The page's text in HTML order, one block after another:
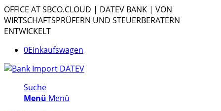
OFFICE AT SBCO.CLOUD | DATEV BANK | VON
WIRTSCHAFTSPRÜFERN UND STEUERBERATERN
ENTWICKELT
0Einkaufswagen
Suche
Menü Menü